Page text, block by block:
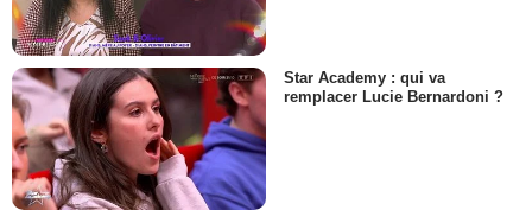
Star Academy : qui va
remplacer Lucie Bernardoni ?